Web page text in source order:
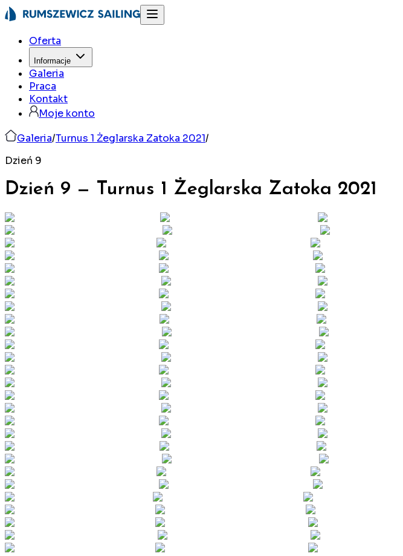
Oferta
Informacje
Galeria
Praca
Kontakt
Moje konto
Galeria/Turnus 1 Żeglarska Zatoka 2021/
Dzień 9
Dzień 9 — Turnus 1 Żeglarska Zatoka 2021